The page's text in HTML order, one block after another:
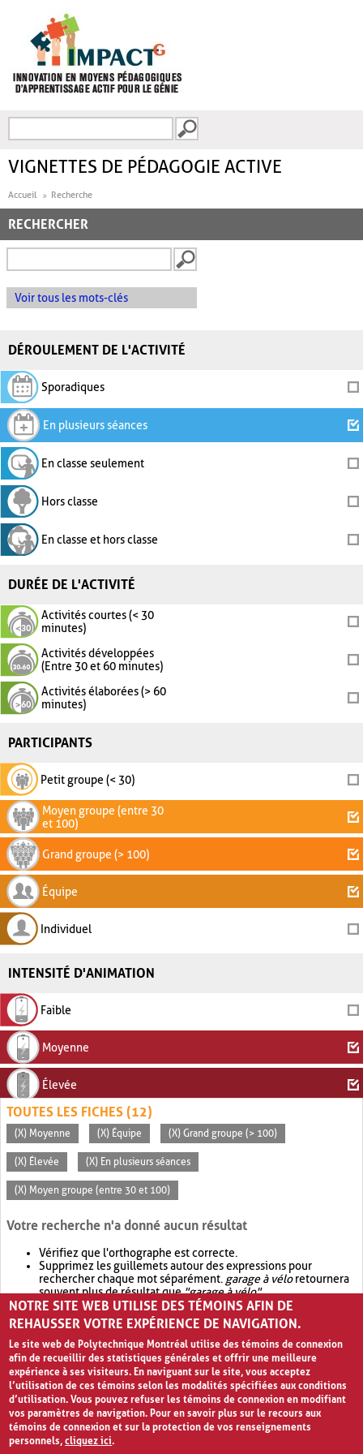
FORMULAIRE DE
VIGNETTES DE PÉDAGOGIE ACTIVE
Accueil Recherche
RECHERCHER
Voir tous les mots-clés
DÉROULEMENT DE L'ACTIVITÉ
Sporadiques
En plusieurs séances
En classe seulement
Hors classe
En classe et hors classe
DURÉE DE L'ACTIVITÉ
Activités courtes (< 30
minutes)
Activités développées
(Entre 30 et 60 minutes)
Activités élaborées (> 60
minutes)
PARTICIPANTS
Petit groupe (< 30)
Moyen groupe (entre 30
et 100)
Grand groupe (> 100)
Équipe
Individuel
INTENSITÉ D'ANIMATION
Faible
Moyenne
Élevée
TOUTES LES FICHES (12)
(X) Moyenne (X) Équipe (X) Grand groupe (> 100)
(X) Élevée (X) En plusieurs séances
(X) Moyen groupe (entre 30 et 100)
Votre recherche n'a donné aucun résultat
Vérifiez que l'orthographe est correcte.
Supprimez les guillemets autour des expressions pour
rechercher chaque mot séparément. garage à véloretournera
souvent plus de résultat que"garage à vélo".
Envisagez d'élargir votre recherche avec OR.garage OR vélo
retournera souvent plus de résultat quegarage à vélo
NOTRE SITE WEB UTILISE DES TÉMOINS AFIN DE
REHAUSSER VOTRE EXPÉRIENCE DE NAVIGATION.
Le site web de Polytechnique Montréal utilise des témoins de connexion
afin de recueillir des statistiques générales et offrir une meilleure
expérience à ses visiteurs. En naviguant sur le site, vous acceptez
l’utilisation de ces témoins selon les modalités spécifiées aux conditions
d’utilisation. Vous pouvez refuser les témoins de connexion en modifiant
vos paramètres de navigation. Pour en savoir plus sur le recours aux
témoins de connexion et sur la protection de vos renseignements
personnels,cliquez ici.